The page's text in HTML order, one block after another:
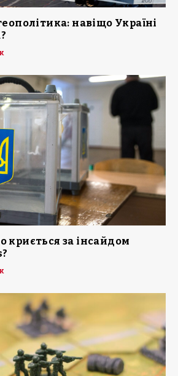
навіщо Україні
криється за інсайдом